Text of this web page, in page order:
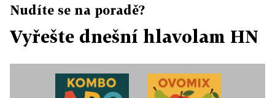
Nudíte se na poradě?
Vyřešte dnešní hlavolam HN